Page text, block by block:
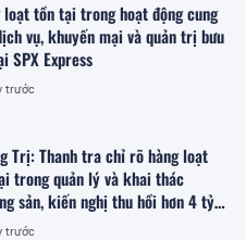
loạt tồn tại trong hoạt động cung
vụ, khuyến mại và quản trị bưu
SPX Express
trước
Trị: Thanh tra chỉ rõ hàng loạt
trong quản lý và khai thác
sản, kiến nghị thu hồi hơn 4 tỷ
trước